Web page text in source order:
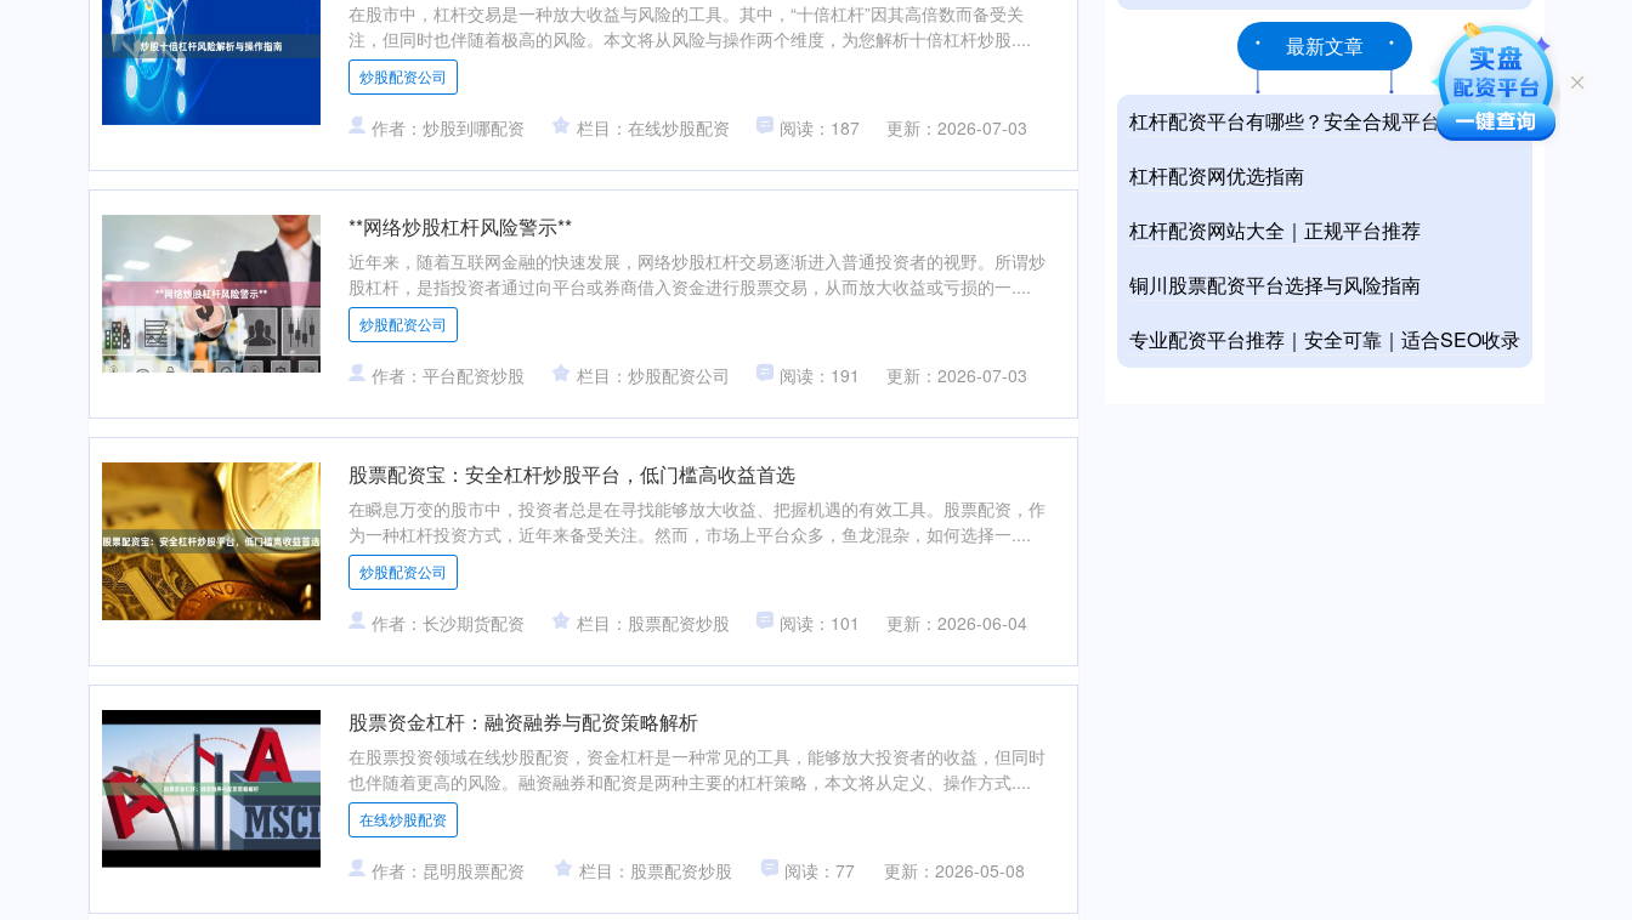
在股市中，杠杆交易是一种放大收益与风险的工具。其中，“十倍杠杆”因其高倍数而备受关
注，但同时也伴随着极高的风险。本文将从风险与操作两个维度，为您解析十倍杠杆炒股....
炒股配资公司
作者：炒股到哪配资 栏目：在线炒股配资 阅读：187 更新：2026-07-03
**网络炒股杠杆风险警示**
近年来，随着互联网金融的快速发展，网络炒股杠杆交易逐渐进入普通投资者的视野。所谓炒
股杠杆，是指投资者通过向平台或券商借入资金进行股票交易，从而放大收益或亏损的一....
炒股配资公司
作者：平台配资炒股 栏目：炒股配资公司 阅读：191 更新：2026-07-03
股票配资宝：安全杠杆炒股平台，低门槛高收益首选
在瞬息万变的股市中，投资者总是在寻找能够放大收益、把握机遇的有效工具。股票配资，作
为一种杠杆投资方式，近年来备受关注。然而，市场上平台众多，鱼龙混杂，如何选择一....
炒股配资公司
作者：长沙期货配资 栏目：股票配资炒股 阅读：101 更新：2026-06-04
股票资金杠杆：融资融券与配资策略解析
在股票投资领域在线炒股配资，资金杠杆是一种常见的工具，能够放大投资者的收益，但同时
也伴随着更高的风险。融资融券和配资是两种主要的杠杆策略，本文将从定义、操作方式....
在线炒股配资
作者：昆明股票配资 栏目：股票配资炒股 阅读：77 更新：2026-05-08
最新文章
杠杆配资平台有哪些？安全合规平台推荐
杠杆配资网优选指南
杠杆配资网站大全｜正规平台推荐
铜川股票配资平台选择与风险指南
专业配资平台推荐｜安全可靠｜适合SEO收录